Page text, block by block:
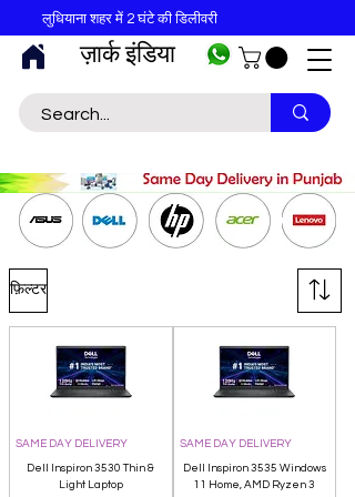
ज़ार्क इंडिया
लुधियाना शहर में 2 घंटे की डिलीवरी
फ़िल्टर
SAME DAY DELIVERY
Dell Inspiron 3530 Thin &
Light Laptop
SAME DAY DELIVERY
Dell Inspiron 3535 Windows
11 Home, AMD Ryzen 3